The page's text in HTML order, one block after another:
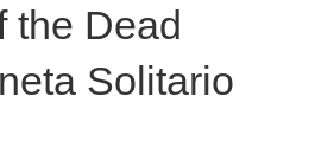
the Dead
Solitario